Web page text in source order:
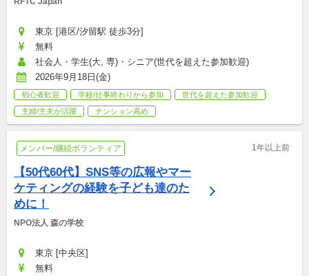
東京 [港区/汐留駅 徒歩3分]
無料
社会人・学生(大, 専)・シニア(世代を超えた参加歓迎)
2026年9月18日(金)
初心者歓迎 学校/仕事終わりから参加
世代を超えた参加歓迎
主婦/主夫が活躍
テンション高め
メンバー/継続ボランティア 1年以上前
【50代60代】SNS等の広報やマー
ケティングの経験を子ども達のた
めに！
NPO法人 森の学校
東京 [中央区]
無料